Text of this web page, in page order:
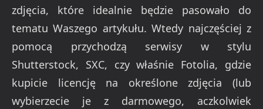
zdjęcia, które idealnie będzie pasowało do
tematu Waszego artykułu. Wtedy najczęściej z
pomocą przychodzą serwisy w stylu
Shutterstock, SXC, czy właśnie Fotolia, gdzie
kupicie licencję na określone zdjęcia (lub
wybierzecie je z darmowego, aczkolwiek